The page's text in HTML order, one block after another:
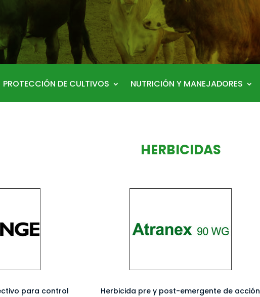
PROTECCIÓN DE CULTIVOS NUTRICIÓN Y MANEJADORES
HERBICIDAS
para control
Herbicida pre y post-emergente de acción